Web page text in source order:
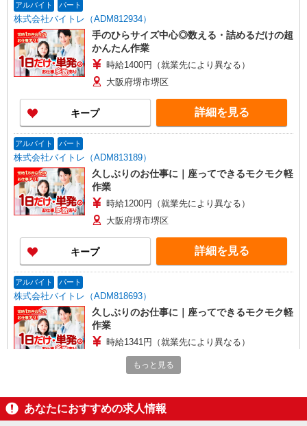
アルバイト パート
株式会社バイトレ（ADM812934）
手のひらサイズ中心◎数える・詰めるだけの超
かんたん作業
時給1400円（就業先により異なる）
大阪府堺市堺区
キープ 詳細を見る
アルバイト パート
株式会社バイトレ（ADM813189）
久しぶりのお仕事に｜座ってできるモクモク軽
作業
時給1200円（就業先により異なる）
大阪府堺市堺区
キープ 詳細を見る
アルバイト パート
株式会社バイトレ（ADM818693）
久しぶりのお仕事に｜座ってできるモクモク軽
作業
時給1341円（就業先により異なる）
大阪府堺市堺区
アルバイト パート
もっと見る
あなたにおすすめの求人情報